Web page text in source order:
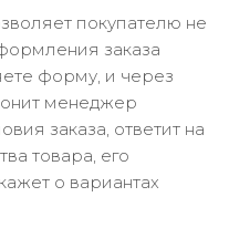
покупателю не
заказа
форму, и через
менеджер
заказа, ответит на
товара, его
о вариантах